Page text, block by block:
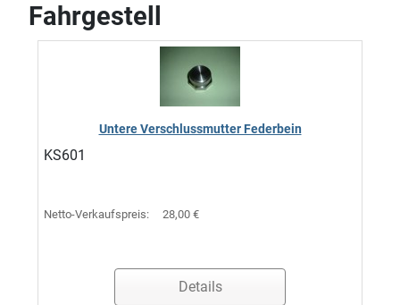
Fahrgestell
Untere Verschlussmutter Federbein
KS601
Netto-Verkaufspreis: 28,00 €
Details